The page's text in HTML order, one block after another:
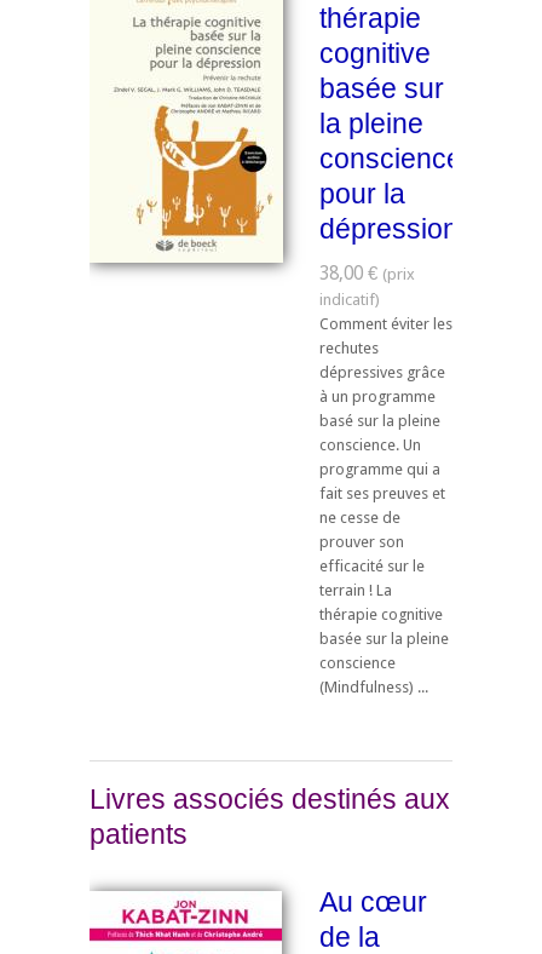
thérapie
cognitive
basée sur
la pleine
conscience
pour la
dépression
38,00 €
Comment éviter les
rechutes
dépressives grâce
à un programme
basé sur la pleine
conscience. Un
programme qui a
fait ses preuves et
ne cesse de
prouver son
efficacité sur le
terrain ! La
thérapie cognitive
basée sur la pleine
conscience
(Mindfulness) ...
Livres associés destinés aux
patients
Au cœur
de la